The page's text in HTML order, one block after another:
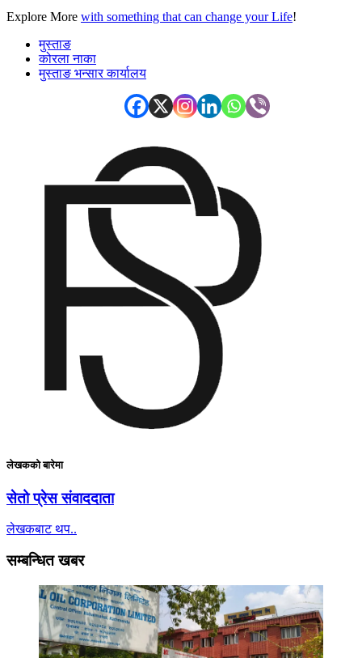
Explore More with something that can change your Life!
मुस्ताङ
कोरला नाका
मुस्ताङ भन्सार कार्यालय
लेखकको बारेमा
सेतो प्रेस संवाददाता
लेखकबाट थप..
सम्बन्धित खबर